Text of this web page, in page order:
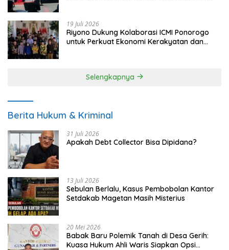
19 Juli 2026
Riyono Dukung Kolaborasi ICMI Ponorogo
untuk Perkuat Ekonomi Kerakyatan dan
Selengkapnya
Berita Hukum & Kriminal
31 Juli 2026
Apakah Debt Collector Bisa Dipidana?
13 Juli 2026
Sebulan Berlalu, Kasus Pembobolan Kantor
Setdakab Magetan Masih Misterius
20 Mei 2026
Babak Baru Polemik Tanah di Desa Gerih:
Kuasa Hukum Ahli Waris Siapkan Opsi